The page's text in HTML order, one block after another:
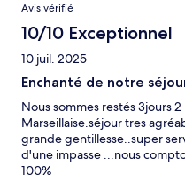
Avis vérifié
10/10 Exceptionnel
10 juil. 2025
Enchanté de notre
Nous sommes restés 3jours
Marseillaise.séjour tres
grande gentillesse..super
d'une impasse ...nous
100%